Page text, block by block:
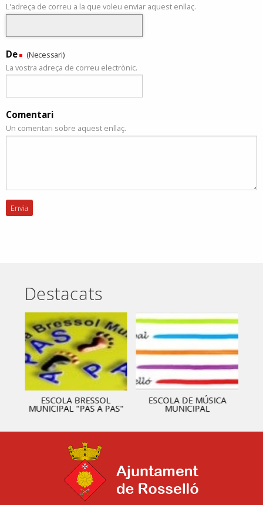
L'adreça de correu a la que voleu enviar aquest enllaç.
De
(Necessari)
La vostra adreça de correu electrònic.
Comentari
Un comentari sobre aquest enllaç.
Destacats
ESCOLA BRESSOL
MUNICIPAL "PAS A PAS"
ESCOLA DE MÚSICA
MUNICIPAL